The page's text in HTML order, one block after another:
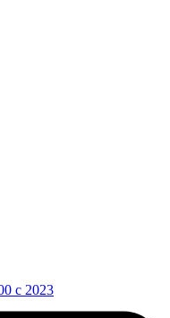
с 2023